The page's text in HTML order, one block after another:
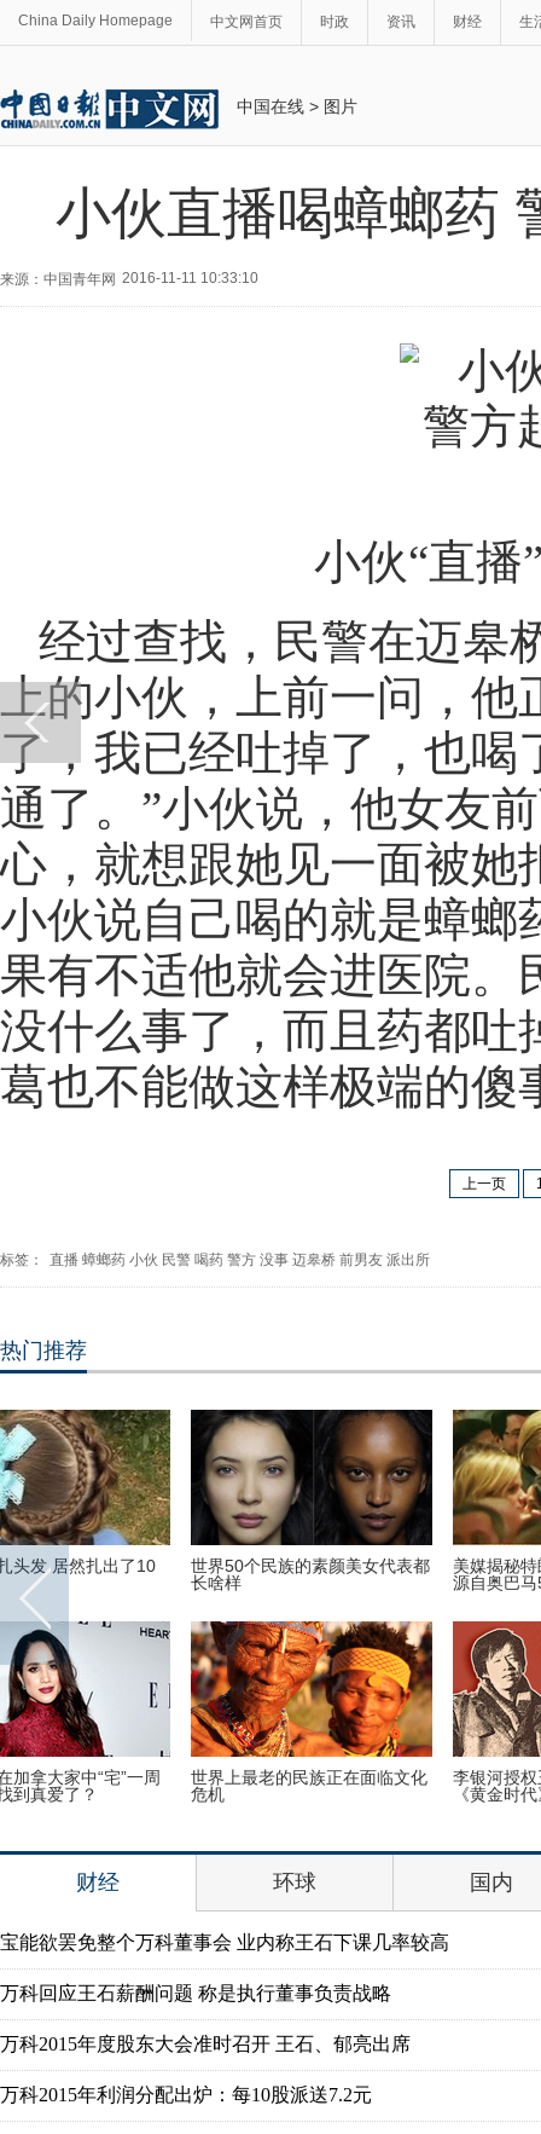
China Daily Homepage 中文网首页 时政 资讯 财经 生
中国在线 > 图片
小伙直播喝蟑螂药
来源：中国青年网 2016-11-11 10:33:10
小伙“直播”
经过查找，民警在迈皋
上的小伙，上前一问，他
了，我已经吐掉了，也喝
通了。”小伙说，他女友
心，就想跟她见一面被她
小伙说自己喝的就是蟑螂
果有不适他就会进医院。
没什么事了，而且药都吐
葛也不能做这样极端的傻
上一页
标签： 直播 蟑螂药 小伙 民警 喝药 警方 没事 迈皋桥 前男友 派出所
热门推荐
安迪上线！刘涛受邀出席巴黎时
装周酷帅启程
古装最美“眉心坠”造型，她艳压
首次披露与宋喆离婚内幕 杨慧：
宋喆和马蓉不是同学
美国迈阿密一机场出现巨型UFO
财经 环球 国内
宝能欲罢免整个万科董事会 业内称王石下课几率较高
万科回应王石薪酬问题 称是执行董事负责战略
万科2015年度股东大会准时召开 王石、郁亮出席
万科2015年利润分配出炉：每10股派送7.2元